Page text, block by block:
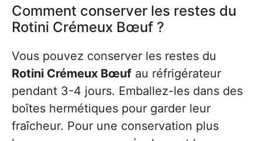
Comment conserver les restes du
Rotini Crémeux Bœuf ?
Vous pouvez conserver les restes du
Rotini Crémeux Bœuf au réfrigérateur
pendant 3-4 jours. Emballez-les dans des
boîtes hermétiques pour garder leur
fraîcheur. Pour une conservation plus